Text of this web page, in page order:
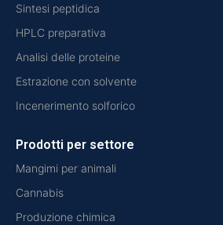
Sintesi peptidica
HPLC preparativa
Analisi delle proteine
Estrazione con solvente
Incenerimento solforico
Prodotti per settore
Mangimi per animali
Cannabis
Produzione chimica